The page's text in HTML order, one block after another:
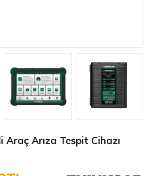
Arıza Tespit Cihazı